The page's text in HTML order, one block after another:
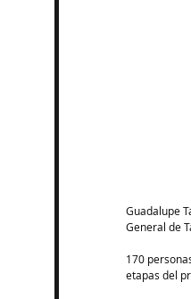
Guadalupe
General de
170
etapas del